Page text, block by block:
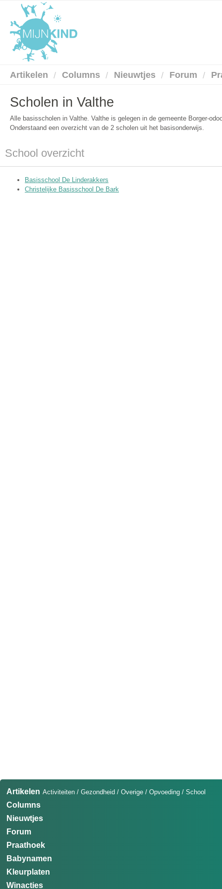
Artikelen Columns Nieuwtjes Forum
Scholen in Valthe
Alle basisscholen in Valthe. Valthe is gelegen in de gemeente Borger-
Onderstaand een overzicht van de 2 scholen uit het basisonderwijs.
School overzicht
Basisschool De Linderakkers
Christelijke Basisschool De Bark
Artikelen Activiteiten / Gezondheid / Overige / Opvoeding / School
Columns
Nieuwtjes
Forum
Praathoek
Babynamen
Kleurplaten
Winacties